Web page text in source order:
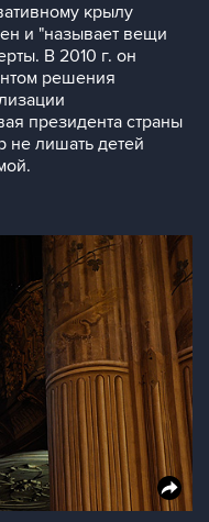
крылу
и "называет вещи
В 2010 г. он
решения
президента страны
лишать детей